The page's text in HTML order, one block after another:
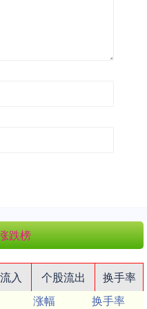
跌榜
入 个股流出
换手率
涨幅
换手率